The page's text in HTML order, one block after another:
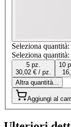
Seleziona quantità:
Seleziona quantità:
5 pz.
30,02 € / pz.
10
Altra quantità...
Aggiungi al